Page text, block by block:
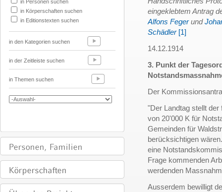
in Personen suchen
in Körperschaften suchen
in Editionstexten suchen
in den Kategorien suchen
in der Zeitleiste suchen
in Themen suchen
eingeklebtem Antrag
Alfons Fegerund
Schädler [1]
14.12.1914
3. Punkt der
Der
"Der Landtag stellt
von 20'000 K für
Gemeinden für
berücksichtigen
eine
Frage kommenden
werdenden
Ausserdem bewilligt